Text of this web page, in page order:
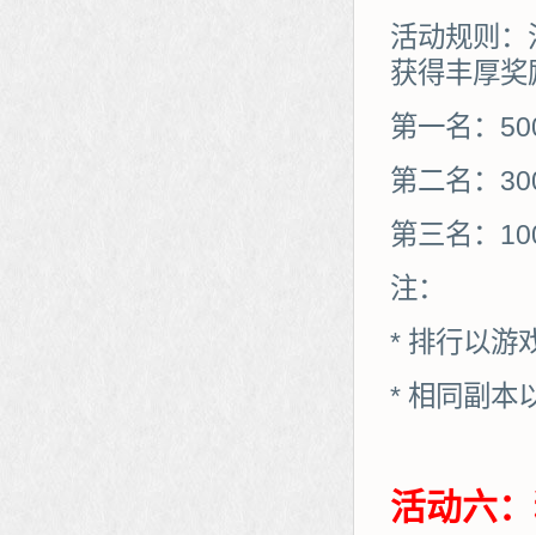
活动规则
获得丰厚
第一名：
第二名：
第三名：
注：
* 排行以游
* 相同副本
活动六